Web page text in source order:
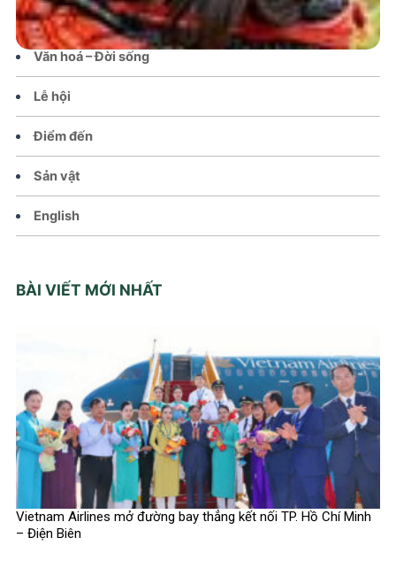
Chính sách
Văn hoá – Đời sống
Lễ hội
Điểm đến
Sản vật
English
BÀI VIẾT MỚI NHẤT
Vietnam Airlines mở đường bay thẳng kết nối TP. Hồ Chí Minh
– Điện Biên